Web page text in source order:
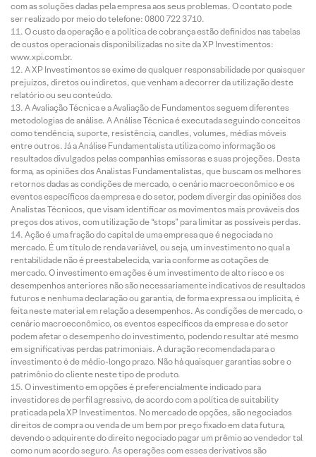
com as soluções dadas pela empresa aos seus problemas. O contato pode
ser realizado por meio do telefone: 0800 722 3710.
O custo da operação e a política de cobrança estão definidos nas tabelas
de custos operacionais disponibilizadas no site da XP Investimentos:
www.xpi.com.br.
A XP Investimentos se exime de qualquer responsabilidade por quaisquer
prejuízos, diretos ou indiretos, que venham a decorrer da utilização deste
relatório ou seu conteúdo.
A Avaliação Técnica e a Avaliação de Fundamentos seguem diferentes
metodologias de análise. A Análise Técnica é executada seguindo conceitos
como tendência, suporte, resistência, candles, volumes, médias móveis
entre outros. Já a Análise Fundamentalista utiliza como informação os
resultados divulgados pelas companhias emissoras e suas projeções. Desta
forma, as opiniões dos Analistas Fundamentalistas, que buscam os melhores
retornos dadas as condições de mercado, o cenário macroeconômico e os
eventos específicos da empresa e do setor, podem divergir das opiniões dos
Analistas Técnicos, que visam identificar os movimentos mais prováveis dos
preços dos ativos, com utilização de “stops” para limitar as possíveis perdas.
Ação é uma fração do capital de uma empresa que é negociada no
mercado. É um título de renda variável, ou seja, um investimento no qual a
rentabilidade não é preestabelecida, varia conforme as cotações de
mercado. O investimento em ações é um investimento de alto risco e os
desempenhos anteriores não são necessariamente indicativos de resultados
futuros e nenhuma declaração ou garantia, de forma expressa ou implícita, é
feita neste material em relação a desempenhos. As condições de mercado, o
cenário macroeconômico, os eventos específicos da empresa e do setor
podem afetar o desempenho do investimento, podendo resultar até mesmo
em significativas perdas patrimoniais. A duração recomendada para o
investimento é de médio-longo prazo. Não há quaisquer garantias sobre o
patrimônio do cliente neste tipo de produto.
O investimento em opções é preferencialmente indicado para
investidores de perfil agressivo, de acordo com a política de suitability
praticada pela XP Investimentos. No mercado de opções, são negociados
direitos de compra ou venda de um bem por preço fixado em data futura,
devendo o adquirente do direito negociado pagar um prêmio ao vendedor tal
como num acordo seguro. As operações com esses derivativos são